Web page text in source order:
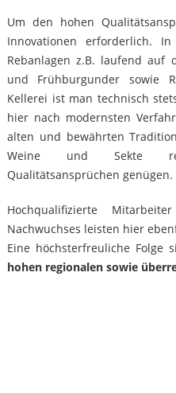
Um den hohen
Innovationen erforderlich.
Rebanlagen z.B. laufend auf
und Frühburgunder sowie
Kellerei ist man technisch
hier nach modernsten
alten und bewährten
Weine und Sekte
Qualitätsansprüchen genügen.
Hochqualifizierte
Nachwuchses leisten hier
Eine höchsterfreuliche Folge
hohen regionalen sowie